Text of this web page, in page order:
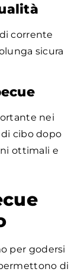
corrente
sicura
nei
cibo dopo
ottimali e
per godersi
di